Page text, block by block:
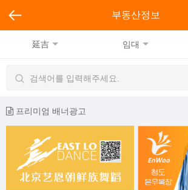
부동산정보
延吉 임대
프리미엄 배너광고